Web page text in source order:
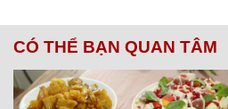
CÓ THỂ BẠN QUAN TÂM